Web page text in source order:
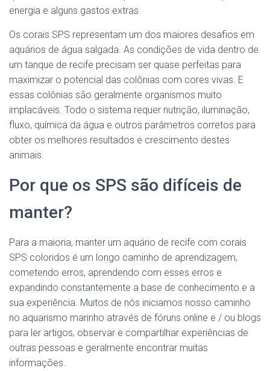
energia e alguns gastos extras.
Os corais SPS representam um dos maiores desafios em
aquários de água salgada. As condições de vida dentro de
um tanque de recife precisam ser quase perfeitas para
maximizar o potencial das colônias com cores vivas. E
essas colônias são geralmente organismos muito
implacáveis. Todo o sistema requer nutrição, iluminação,
fluxo, química da água e outros parâmetros corretos para
obter os melhores resultados e crescimento destes
animais.
Por que os SPS são difíceis de
manter?
Para a maioria, manter um aquário de recife com corais
SPS coloridos é um longo caminho de aprendizagem,
cometendo erros, aprendendo com esses erros e
expandindo constantemente a base de conhecimento e a
sua experiência. Muitos de nós iniciamos nosso caminho
no aquarismo marinho através de fóruns online e / ou blogs
para ler artigos, observar e compartilhar experiências de
outras pessoas e geralmente encontrar muitas
informações.